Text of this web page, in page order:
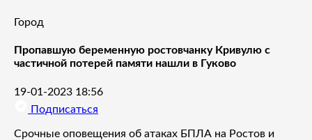
Город
Пропавшую беременную ростовчанку Кривулю с
частичной потерей памяти нашли в Гуково
19-01-2023 18:56
Подписаться
Срочные оповещения об атаках БПЛА на Ростов и